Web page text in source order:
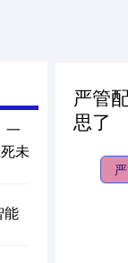
严管
思了
一
未
能